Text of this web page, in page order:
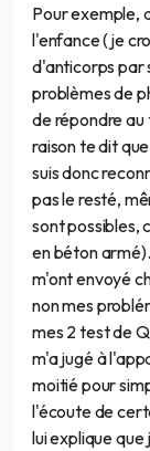
Pour exemple,
l'enfance (je
d'anticorps par
problèmes de
de répondre
raison te dit
suis donc
pas le resté,
sont possibles,
en béton
m'ont envoyé
non mes
mes 2 test de
m'a jugé à
moitié pour
l'écoute de
lui explique